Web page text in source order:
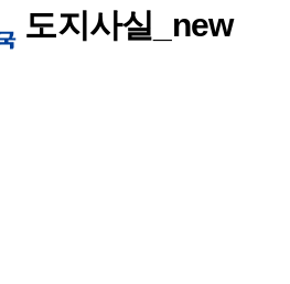
본문 바로가기
도지사실_new